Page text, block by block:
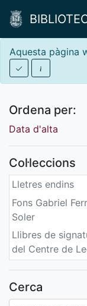
Aquesta pàgina
Ordena per:
Data d'alta
Col·leccions
Lletres endins
Fons Gabriel
Soler
Llibres de
del Centre de
Fons sonor de
Reus
Cartells
Cerca